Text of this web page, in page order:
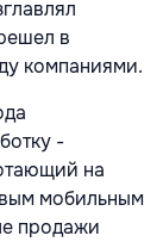
в
компаниями.
-
на
мобильным
продажи